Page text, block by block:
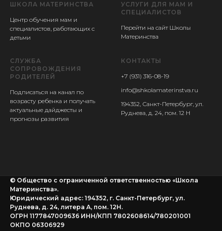
ШКОЛА МАТЕРИНСТВА
Центр обучения мам и
специалистов, работающих с
детьми
УСЛУГИ ДЛЯ МАМ И
СПЕЦИАЛИСТОВ
Перейти на сайт Школы
Материнства
СЛУЖБА
СОПРОВОЖДЕНИЯ
РОДИТЕЛЕЙ
Подписаться на канал по
возрасту ребенка и получать
актуальные дайджесты и
прогнозы развития
КОНТАКТЫ
+7 (931) 316-08-19
info@shkolamaterinstva.ru
194352, Санкт-Петербург, ул.
Руднева, д. 24, пом. 12 Н
© Общество с ограниченной ответственностью «Школа
Материнства».
Юридический адрес: 194352, г. Санкт-Петербург, ул.
Руднева, д. 24, литера А, пом. 12Н.
ОГРН 1177847009636 ИНН/КПП 7802608614/780201001
ОКПО 06306929